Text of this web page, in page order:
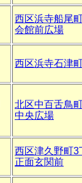
西区浜寺船尾
会館前広場
西区浜寺石津
北区中百舌鳥
中央広場
西区津久野町3
正面玄関前